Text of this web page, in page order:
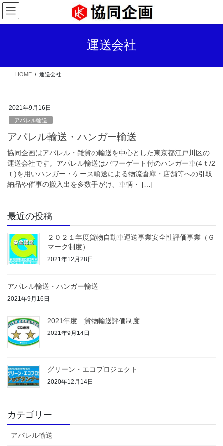
コ
ン
テ
ス
ナ
ビ
ゲ
ン
運送会社
HOME 運送会社
2021年9月16日
アパレル輸送
アパレル輸送・ハンガー輸送
協同企画はアパレル・雑貨の輸送を中心とした東京都江戸川区の
運送会社です。アパレル輸送はパワーゲート付のハンガー車(4ｔ/2
ｔ)を用いハンガー・ケース輸送による物流倉庫・店舗等への引取
納品や催事の搬入出を多数手がけ、車輌・ […]
最近の投稿
２０２１年度貨物自動車運送事業安全性評価事業（Ｇ
マーク制度）
2021年12月28日
アパレル輸送・ハンガー輸送
2021年9月16日
2021年度 貨物輸送評価制度
2021年9月14日
グリーン・エコプロジェクト
2020年12月14日
カテゴリー
アパレル輸送